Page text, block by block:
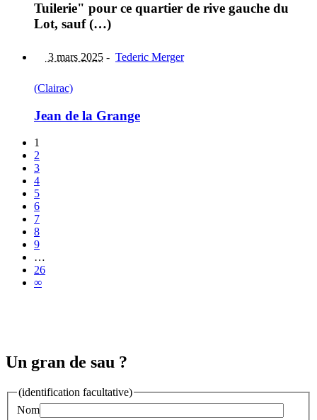
Tuilerie" pour ce quartier de rive gauche du
Lot, sauf (…)
3 mars 2025 - Tederic Merger
(Clairac)
Jean de la Grange
1
2
3
4
5
6
7
8
9
…
26
∞
Un gran de sau ?
(identification facultative)
Nom